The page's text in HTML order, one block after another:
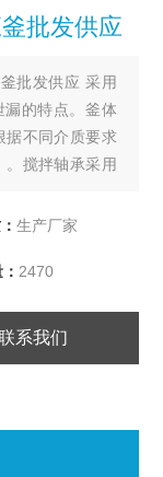
批发供应
批发供应 采用
的特点。釜体
据不同介质要求
。搅拌轴承采用
时选用。
生产厂家
2470
系我们